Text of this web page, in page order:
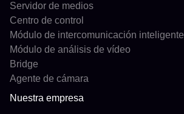
Servidor de medios
Centro de control
Módulo de intercomunicación inteligente
Módulo de análisis de vídeo
Bridge
Agente de cámara
Nuestra empresa